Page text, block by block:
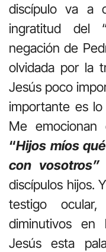
discípulo va a
ingratitud del
negación de
olvidada por la
Jesús poco
importante es
Me emocionan
“Hijos míos
con vosotros”
discípulos hijos.
testigo
diminutivos en
Jesús esta